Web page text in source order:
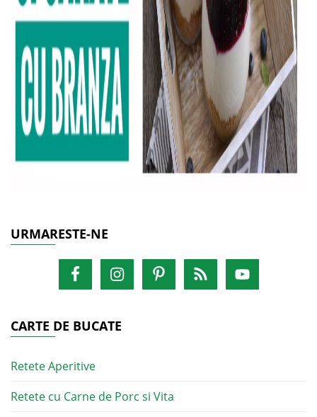
URMARESTE-NE
CARTE DE BUCATE
Retete Aperitive
Retete cu Carne de Porc si Vita